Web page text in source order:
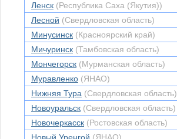
Ленск (Республика Саха (Якутия))
Лесной (Свердловская область)
Минусинск (Красноярский край)
Мичуринск (Тамбовская область)
Мончегорск (Мурманская область)
Муравленко (ЯНАО)
Нижняя Тура (Свердловская область)
Новоуральск (Свердловская область)
Новочеркасск (Ростовская область)